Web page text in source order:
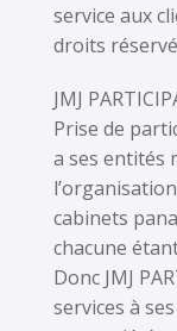
service aux
droits
JMJ
Prise de
a ses entités
cabinets
chacune
Donc JMJ
services à